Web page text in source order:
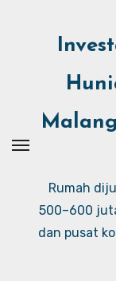
Rumah
500–600
dan pusat